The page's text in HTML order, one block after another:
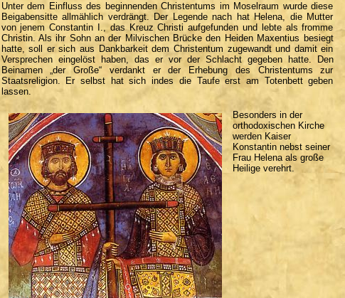
Unter dem Einfluss des beginnenden Christentums im Moselraum wurde diese
Beigabensitte allmählich verdrängt. Der Legende nach hat Helena, die Mutter
von jenem Constantin I., das Kreuz Christi aufgefunden und lebte als fromme
Christin. Als ihr Sohn an der Milvischen Brücke den Heiden Maxentius besiegt
hatte, soll er sich aus Dankbarkeit dem Christentum zugewandt und damit ein
Versprechen eingelöst haben, das er vor der Schlacht gegeben hatte. Den
Beinamen „der Große“ verdankt er der Erhebung des Christentums zur
Staatsreligion. Er selbst hat sich indes die Taufe erst am Totenbett geben
lassen.
Besonders in der
orthodoxischen Kirche
werden Kaiser
Konstantin nebst seiner
Frau Helena als große
Heilige verehrt.